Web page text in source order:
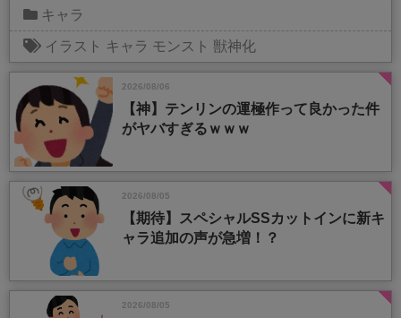
キャラ
イラスト キャラ モンスト 獣神化
2026/08/06
【神】テンリンの運極作って良かった件
がヤバすぎるｗｗｗ
2026/08/05
【期待】スペシャルSSカットインに新キ
ャラ追加の声が急増！？
2026/08/05